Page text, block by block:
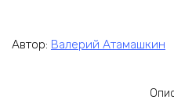
Автор: Валерий Атамашкин